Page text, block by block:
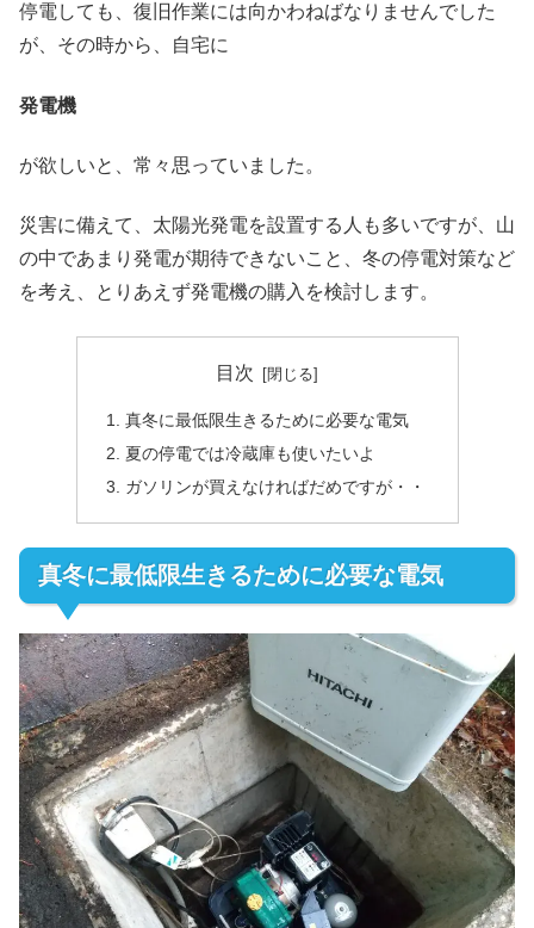
停電しても、復旧作業には向かわねばなりませんでした
が、その時から、自宅に
発電機
が欲しいと、常々思っていました。
災害に備えて、太陽光発電を設置する人も多いですが、山
の中であまり発電が期待できないこと、冬の停電対策など
を考え、とりあえず発電機の購入を検討します。
目次
真冬に最低限生きるために必要な電気
夏の停電では冷蔵庫も使いたいよ
ガソリンが買えなければだめですが・・
真冬に最低限生きるために必要な電気